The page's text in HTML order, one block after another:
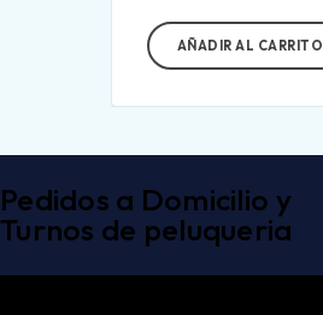
AÑADIR AL CARRITO
Pedidos a Domicilio y
Turnos de peluqueria